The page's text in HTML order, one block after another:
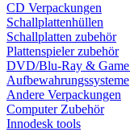
CD Verpackungen
Schallplattenhüllen
Schallplatten zubehör
Plattenspieler zubehör
DVD/Blu-Ray & Game
Aufbewahrungssysteme
Andere Verpackungen
Computer Zubehör
Innodesk tools